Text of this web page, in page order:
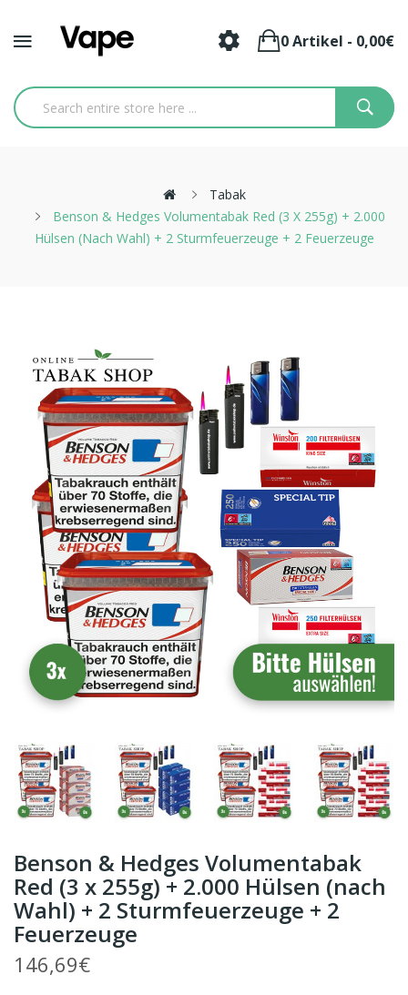
0 Artikel - 0,00€
Tabak
Benson & Hedges Volumentabak Red (3 X 255g) + 2.000
Hülsen (nach Wahl) + 2 Sturmfeuerzeuge + 2 Feuerzeuge
Benson & Hedges Volumentabak
Red (3 x 255g) + 2.000 Hülsen (nach
Wahl) + 2 Sturmfeuerzeuge + 2
Feuerzeuge
146,69€